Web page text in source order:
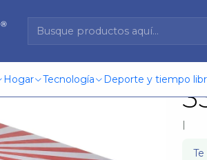
Hogar Tecnología Deporte y tiempo
|